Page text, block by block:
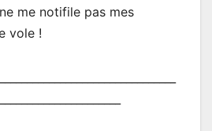
me notifile pas mes
vole !